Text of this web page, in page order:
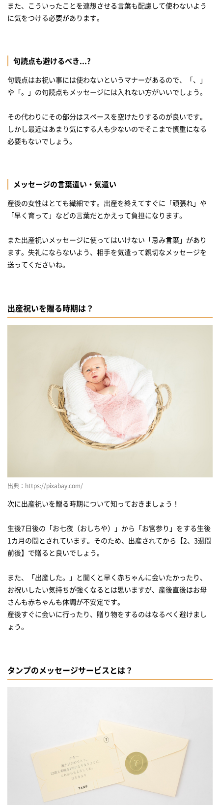
また、こういったことを連想させる言葉も配慮して使わないよう
に気をつける必要があります。
句読点も避けるべき...?
句読点はお祝い事には使わないというマナーがあるので、「、」
や「。」の句読点もメッセージには入れない方がいいでしょう。
その代わりにその部分はスペースを空けたりするのが良いです。
しかし最近はあまり気にする人も少ないのでそこまで慎重になる
必要もないでしょう。
メッセージの言葉遣い・気遣い
産後の女性はとても繊細です。出産を終えてすぐに「頑張れ」や
「早く育って」などの言葉だとかえって負担になります。
また出産祝いメッセージに使ってはいけない「忌み言葉」があり
ます。失礼にならないよう、相手を気遣って親切なメッセージを
出産祝いを贈る時期は？
出典：https://pixabay.com/
次に出産祝いを贈る時期について知っておきましょう！
生後7日後の「お七夜（おしちや）」から「お宮参り」をする生後
1カ月の間とされています。そのため、出産されてから【2、3週間
前後】で贈ると良いでしょう。
また、「出産した。」と聞くと早く赤ちゃんに会いたかったり、
お祝いしたい気持ちが強くなるとは思いますが、産後直後はお母
さんも赤ちゃんも体調が不安定です。
産後すぐに会いに行ったり、贈り物をするのはなるべく避けまし
ょう。
タンプのメッセージサービスとは？